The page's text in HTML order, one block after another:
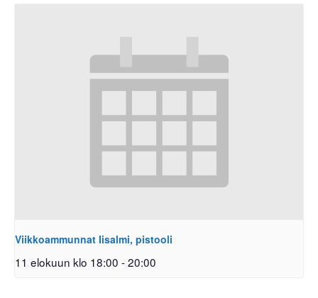
Viikkoammunnat Iisalmi, pistooli
11 elokuun klo 18:00 -20:00